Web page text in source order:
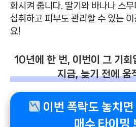
화시켜 줍니다. 딸기와 바나나 스
섭취하고 피부도 관리할 수 있는 이
요!
10년에 한 번, 이번이 그 기회
지금, 늦기 전에 움
이번 폭락도 놓치
매수 타이밍